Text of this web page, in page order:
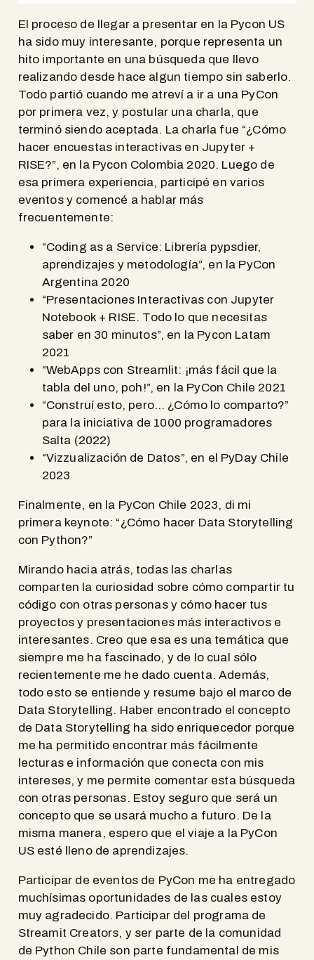
El proceso de llegar a presentar en la Pycon US
ha sido muy interesante, porque representa un
hito importante en una búsqueda que llevo
realizando desde hace algun tiempo sin saberlo.
Todo partió cuando me atreví a ir a una PyCon
por primera vez, y postular una charla, que
terminó siendo aceptada. La charla fue “¿Cómo
hacer encuestas interactivas en Jupyter +
RISE?”, en la Pycon Colombia 2020. Luego de
esa primera experiencia, participé en varios
eventos y comencé a hablar más
frecuentemente:
“Coding as a Service: Librería pypsdier,
aprendizajes y metodología”, en la PyCon
Argentina 2020
“Presentaciones Interactivas con Jupyter
Notebook + RISE. Todo lo que necesitas
saber en 30 minutos”, en la Pycon Latam
2021
“WebApps con Streamlit: ¡más fácil que la
tabla del uno, poh!”, en la PyCon Chile 2021
“Construí esto, pero… ¿Cómo lo comparto?”
para la iniciativa de 1000 programadores
Salta (2022)
“Vizzualización de Datos”, en el PyDay Chile
2023
Finalmente, en la PyCon Chile 2023, di mi
primera keynote: “¿Cómo hacer Data Storytelling
con Python?”
Mirando hacia atrás, todas las charlas
comparten la curiosidad sobre cómo compartir tu
código con otras personas y cómo hacer tus
proyectos y presentaciones más interactivos e
interesantes. Creo que esa es una temática que
siempre me ha fascinado, y de lo cual sólo
recientemente me he dado cuenta. Además,
todo esto se entiende y resume bajo el marco de
Data Storytelling. Haber encontrado el concepto
de Data Storytelling ha sido enriquecedor porque
me ha permitido encontrar más fácilmente
lecturas e información que conecta con mis
intereses, y me permite comentar esta búsqueda
con otras personas. Estoy seguro que será un
concepto que se usará mucho a futuro. De la
misma manera, espero que el viaje a la PyCon
US esté lleno de aprendizajes.
Participar de eventos de PyCon me ha entregado
muchísimas oportunidades de las cuales estoy
muy agradecido. Participar del programa de
Streamit Creators, y ser parte de la comunidad
de Python Chile son parte fundamental de mis